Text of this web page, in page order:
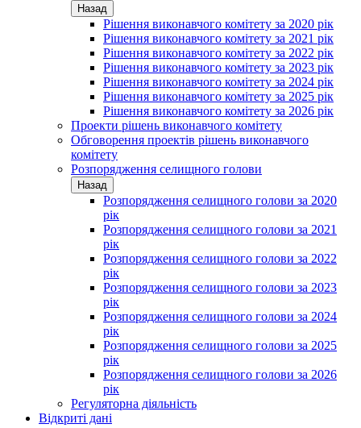
Назад
Рішення виконавчого комітету за 2020 рік
Рішення виконавчого комітету за 2021 рік
Рішення виконавчого комітету за 2022 рік
Рішення виконавчого комітету за 2023 рік
Рішення виконавчого комітету за 2024 рік
Рішення виконавчого комітету за 2025 рік
Рішення виконавчого комітету за 2026 рік
Проекти рішень виконавчого комітету
Обговорення проектів рішень виконавчого
комітету
Розпорядження селищного голови
Назад
Розпорядження селищного голови за 2020
рік
Розпорядження селищного голови за 2021
рік
Розпорядження селищного голови за 2022
рік
Розпорядження селищного голови за 2023
рік
Розпорядження селищного голови за 2024
рік
Розпорядження селищного голови за 2025
рік
Розпорядження селищного голови за 2026
рік
Регуляторна діяльність
Відкриті дані